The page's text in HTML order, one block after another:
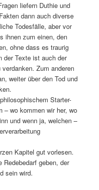
liefern Duthie und
dann auch diverse
Todesfälle, aber vor
ihnen zum einen, den
ohne dass es traurig
der Texte ist auch der
Zum anderen
weiter über den Tod und
Starter-
– wo kommen wir her, wo
und wenn ja, welchen –
Kapitel gut vorlesen.
Redebedarf geben, der
sein wird.